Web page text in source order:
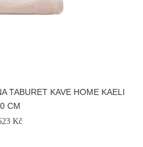
TABURET KAVE HOME KAELI
CM
Kč